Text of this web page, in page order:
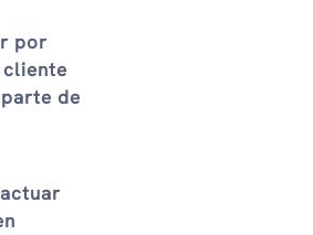
por
cliente
de